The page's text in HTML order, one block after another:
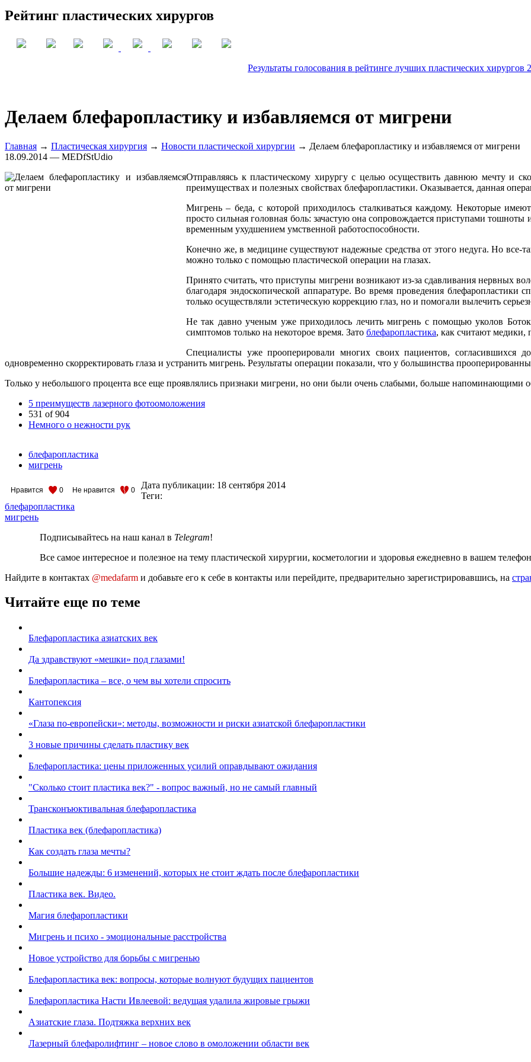
Рейтинг пластических хирургов
Результаты голосования в рейтинге лучших пластических хирургов
Делаем блефаропластику и избавляемся от мигрени
Главная → Пластическая хирургия → Новости пластической хирургии → Делаем блефаропластику и избавляемся от мигрени
18.09.2014 — MEDfStUdio
Отправляясь к пластическому хирургу с целью осуществить давнюю мечту и
преимуществах и полезных свойствах блефаропластики. Оказывается, данная
Мигрень – беда, с которой приходилось сталкиваться каждому. Некоторые
просто сильная головная боль: зачастую она сопровождается приступами
временным ухудшением умственной работоспособности.
Конечно же, в медицине существуют надежные средства от этого недуга. Но все-
можно только с помощью пластической операции на глазах.
Принято считать, что приступы мигрени возникают из-за сдавливания нервных
благодаря эндоскопической аппаратуре. Во время проведения
только осуществляли эстетическую коррекцию глаз, но и помогали вылечить
Не так давно ученым уже приходилось лечить мигрень с помощью уколов
симптомов только на некоторое время. Зато блефаропластика, как считают медики,
Специалисты уже прооперировали многих своих пациентов, согласившихся
одновременно скорректировать глаза и устранить мигрень. Результаты операции показали, что у большинства
Только у небольшого процента все еще проявлялись признаки мигрени, но они были очень слабыми, больше напоминающими
5 преимуществ лазерного фотоомоложения
531 of 904
Немного о нежности рук
блефаропластика
мигрень
Нравится 0 Не нравится 0 Дата публикации: 18 сентября 2014
Теги:
блефаропластика
мигрень
Подписывайтесь на наш канал в Telegram!
Все самое интересное и полезное на тему пластической хирургии, косметологии и здоровья ежедневно в вашем
Найдите в контактах @medafarm и добавьте его к себе в контакты или перейдите, предварительно зарегистрировавшись, на
Читайте еще по теме
Блефаропластика азиатских век
Да здравствуют «мешки» под глазами!
Блефаропластика – все, о чем вы хотели спросить
Кантопексия
«Глаза по-европейски»: методы, возможности и риски азиатской блефаропластики
3 новые причины сделать пластику век
Блефаропластика: цены приложенных усилий оправдывают ожидания
"Сколько стоит пластика век?" ‑ вопрос важный, но не самый главный
Трансконъюктивальная блефаропластика
Пластика век (блефаропластика)
Как создать глаза мечты?
Большие надежды: 6 изменений, которых не стоит ждать после блефаропластики
Пластика век. Видео.
Магия блефаропластики
Мигрень и психо - эмоциональные расстройства
Новое устройство для борьбы с мигренью
Блефаропластика век: вопросы, которые волнуют будущих пациентов
Блефаропластика Насти Ивлеевой: ведущая удалила жировые грыжи
Азиатские глаза. Подтяжка верхних век
Лазерный блефаролифтинг – новое слово в омоложении области век